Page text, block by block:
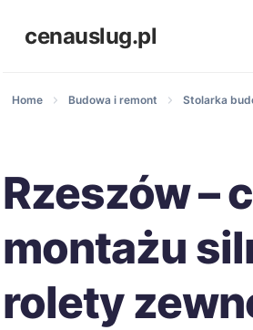
cenauslug.pl
Home Budowa i remont Stolarka
Rzeszów –
montażu
rolety